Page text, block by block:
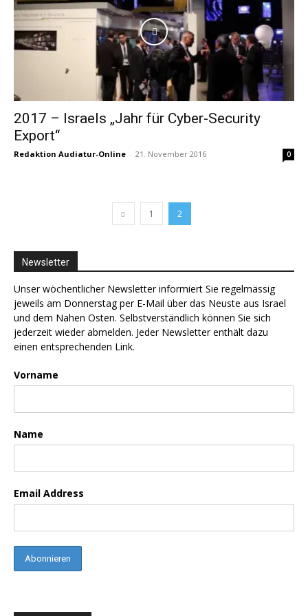
2017 – Israels „Jahr für Cyber-Security
Export“
Redaktion Audiatur-Online - 21. November 2016 0
1 2
Newsletter
Unser wöchentlicher Newsletter informiert Sie regelmässig
jeweils am Donnerstag per E-Mail über das Neuste aus Israel
und dem Nahen Osten. Selbstverständlich können Sie sich
jederzeit wieder abmelden. Jeder Newsletter enthält dazu
einen entsprechenden Link.
Vorname
Name
Email Address